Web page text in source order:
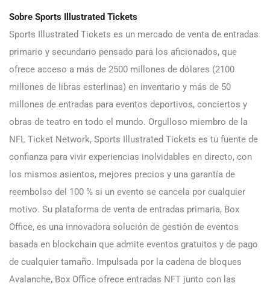
Sobre Sports Illustrated Tickets
Sports Illustrated Tickets es un mercado de venta de entradas
primario y secundario pensado para los aficionados, que
ofrece acceso a más de 2500 millones de dólares (2100
millones de libras esterlinas) en inventario y más de 50
millones de entradas para eventos deportivos, conciertos y
obras de teatro en todo el mundo. Orgulloso miembro de la
NFL Ticket Network, Sports Illustrated Tickets es tu fuente de
confianza para vivir experiencias inolvidables en directo, con
los mismos asientos, mejores precios y una garantía de
reembolso del 100 % si un evento se cancela por cualquier
motivo. Su plataforma de venta de entradas primaria, Box
Office, es una innovadora solución de gestión de eventos
basada en blockchain que admite eventos gratuitos y de pago
de cualquier tamaño. Impulsada por la cadena de bloques
Avalanche, Box Office ofrece entradas NFT junto con las